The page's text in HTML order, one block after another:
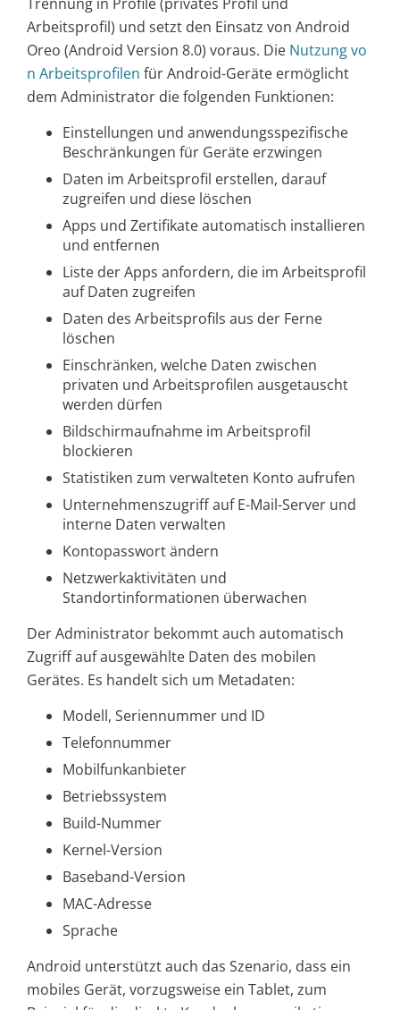
Arbeitsprofil) und setzt den Einsatz von Android
Oreo (Android Version 8.0) voraus. Die Nutzung vo
n Arbeitsprofilen für Android-Geräte ermöglicht
dem Administrator die folgenden Funktionen:
Einstellungen und anwendungsspezifische
Beschränkungen für Geräte erzwingen
Daten im Arbeitsprofil erstellen, darauf
zugreifen und diese löschen
Apps und Zertifikate automatisch installieren
und entfernen
Liste der Apps anfordern, die im Arbeitsprofil
auf Daten zugreifen
Daten des Arbeitsprofils aus der Ferne
löschen
Einschränken, welche Daten zwischen
privaten und Arbeitsprofilen ausgetauscht
werden dürfen
Bildschirmaufnahme im Arbeitsprofil
blockieren
Statistiken zum verwalteten Konto aufrufen
Unternehmenszugriff auf E-Mail-Server und
interne Daten verwalten
Kontopasswort ändern
Netzwerkaktivitäten und
Standortinformationen überwachen
Der Administrator bekommt auch automatisch
Zugriff auf ausgewählte Daten des mobilen
Gerätes. Es handelt sich um Metadaten:
Modell, Seriennummer und ID
Telefonnummer
Mobilfunkanbieter
Betriebssystem
Build-Nummer
Kernel-Version
Baseband-Version
MAC-Adresse
Sprache
Android unterstützt auch das Szenario, dass ein
mobiles Gerät, vorzugsweise ein Tablet, zum